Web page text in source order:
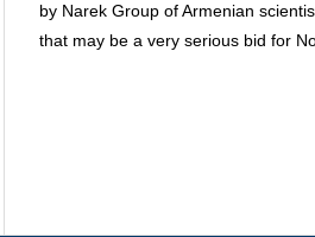
by Narek Group of Armenian
that may be a very serious bid for